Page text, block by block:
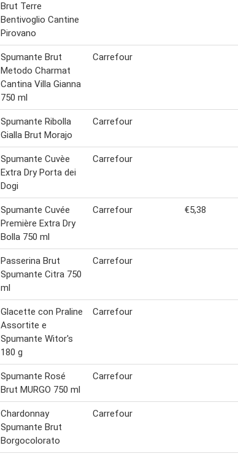
Brut Terre
Bentivoglio Cantine
Pirovano
Spumante Brut
Metodo Charmat
Cantina Villa Gianna
750 ml
Carrefour
Spumante Ribolla
Gialla Brut Morajo
Carrefour
Spumante Cuvèe
Extra Dry Porta dei
Dogi
Carrefour
Spumante Cuvée
Première Extra Dry
Bolla 750 ml
Carrefour €5,38
Passerina Brut
Spumante Citra 750
ml
Carrefour
Glacette con Praline
Assortite e
Spumante Witor's
180 g
Carrefour
Spumante Rosé
Brut MURGO 750 ml
Carrefour
Chardonnay
Spumante Brut
Borgocolorato
Carrefour